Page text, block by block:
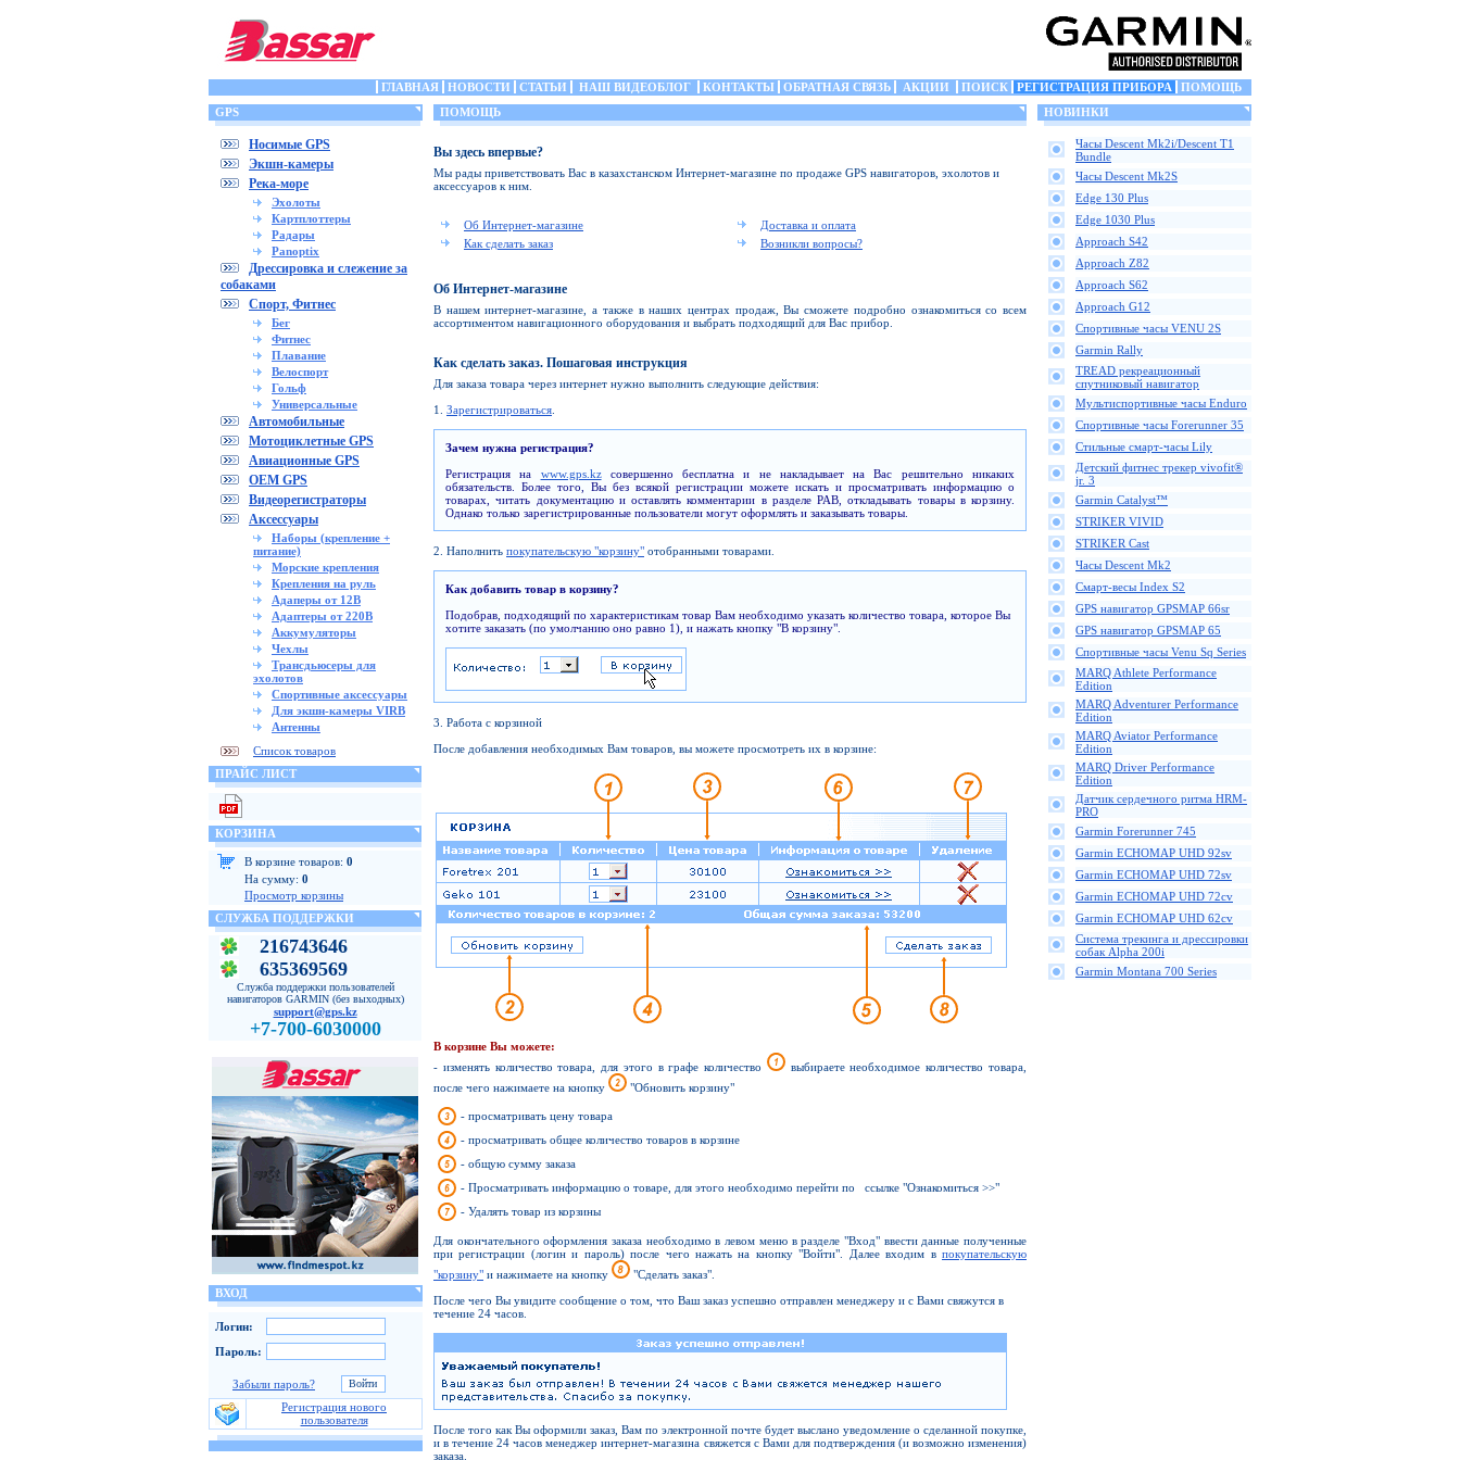
ГЛАВНАЯ НОВОСТИ СТАТЬИ НАШ ВИДЕОБЛОГ КОНТАКТЫ ОБРАТНАЯ СВЯЗЬ АКЦИИ ПОИСК РЕГИСТРАЦИЯ ПРИБОРА
ПОМОЩЬ
GPS
Носимые GPS
Экшн-камеры
Река-море
Эхолоты
Картплоттеры
Радары
Panoptix
Дрессировка и слежение за
собаками
Спорт, Фитнес
Бег
Фитнес
Плавание
Велоспорт
Гольф
Универсальные
Автомобильные
Мотоциклетные GPS
Авиационные GPS
OEM GPS
Видеорегистраторы
Аксессуары
Наборы (крепление +
питание)
Морские крепления
Крепления на руль
Адаперы от 12В
Адаптеры от 220В
Аккумуляторы
Чехлы
Трансдьюсеры для
эхолотов
Спортивные аксессуары
Для экшн-камеры VIRB
Антенны
Список товаров
ПРАЙС ЛИСТ
КОРЗИНА
В корзине товаров: 0
На сумму: 0
Просмотр корзины
СЛУЖБА ПОДДЕРЖКИ
216743646
635369569
Служба поддержки пользователей
навигаторов GARMIN (без выходных)
support@gps.kz
+7-700-6030000
ВХОД
Логин:
Пароль:
Забыли пароль?
Регистрация нового
пользователя
ПОМОЩЬ
Вы здесь впервые?
Мы рады приветствовать Вас в казахстанском Интернет-магазине по продаже GPS навигаторов, эхолотов и
аксессуаров к ним.
Об Интернет-магазине
Доставка и оплата
Как сделать заказ
Возникли вопросы?
Об Интернет-магазине
В нашем интернет-магазине, а также в наших центрах продаж, Вы сможете подробно ознакомиться со всем
ассортиментом навигационного оборудования и выбрать подходящий для Вас прибор.
Как сделать заказ. Пошаговая инструкция
Для заказа товара через интернет нужно выполнить следующие действия:
1. Зарегистрироваться
Зачем нужна регистрация?
Регистрация на www.gps.kzсовершенно бесплатна и не накладывает на Вас решительно никаких
обязательств. Более того, Вы без всякой регистрации можете искать и просматривать информацию о
товарах, читать документацию и оставлять комментарии в разделе PAB, откладывать товары в корзину.
Однако только зарегистрированные пользователи могут оформлять и заказывать товары.
2. Наполнить покупательскую "корзину" отобранными товарами.
Как добавить товар в корзину?
Подобрав, подходящий по характеристикам товар Вам необходимо указать количество товара, которое Вы
хотите заказать (по умолчанию оно равно 1), и нажать кнопку "В корзину".
3. Работа с корзиной
После добавления необходимых Вам товаров, вы можете просмотреть их в корзине:
В корзине Вы можете:
- изменять количество товара, для этого в графе количество
выбираете необходимое количество товара,
после чего нажимаете на кнопку
"Обновить корзину"
- просматривать цену товара
- просматривать общее количество товаров в корзине
- общую сумму заказа
- Просматривать информацию о товаре, для этого необходимо перейти по ссылке "Ознакомиться >>"
- Удалять товар из корзины
Для окончательного оформления заказа необходимо в левом меню в разделе "Вход" ввести данные полученные
при регистрации (логин и пароль) после чего нажать на кнопку "Войти". Далее входим в покупательскую
"корзину" и нажимаете на кнопку
"Сделать заказ".
После чего Вы увидите сообщение о том, что Ваш заказ успешно отправлен менеджеру и с Вами свяжутся в
течение 24 часов.
После того как Вы оформили заказ, Вам по электронной почте будет выслано уведомление о сделанной покупке,
и в течение 24 часов менеджер интернет-магазина свяжется с Вами для подтверждения (и возможно изменения)
заказа.
НОВИНКИ
Часы Descent Mk2i/Descent T1
Bundle
Часы Descent Mk2S
Edge 130 Plus
Edge 1030 Plus
Approach S42
Approach Z82
Approach S62
Approach G12
Спортивные часы VENU 2S
Garmin Rally
TREAD рекреационный
спутниковый навигатор
Мультиспортивные часы Enduro
Спортивные часы Forerunner 35
Стильные смарт-часы Lily
Детский фитнес трекер vivofit®
jr. 3
Garmin Catalyst™
STRIKER VIVID
STRIKER Cast
Часы Descent Mk2
Смарт-весы Index S2
GPS навигатор GPSMAP 66sr
GPS навигатор GPSMAP 65
Спортивные часы Venu Sq Series
MARQ Athlete Performance
Edition
MARQ Adventurer Performance
Edition
MARQ Aviator Performance
Edition
MARQ Driver Performance
Edition
Датчик сердечного ритма HRM-
PRO
Garmin Forerunner 745
Garmin ECHOMAP UHD 92sv
Garmin ECHOMAP UHD 72sv
Garmin ECHOMAP UHD 72cv
Garmin ECHOMAP UHD 62cv
Cистема трекинга и дрессировки
собак Alpha 200i
Garmin Montana 700 Series